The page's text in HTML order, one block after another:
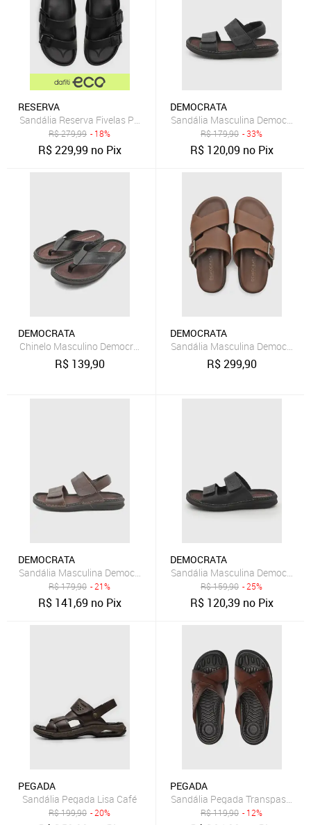
RESERVA
Sandália Reserva Fivelas Preto
R$279,99 - 18%
R$229,99 no Pix
DEMOCRATA
Sandália Masculina Democrata
R$179,90 - 33%
R$ 120,09 no Pix
DEMOCRATA
Chinelo Masculino Democrata Lazy Couro Preto
R$ 139,90
DEMOCRATA
Sandália Masculina Democrata
R$299,90
DEMOCRATA
Sandália Masculina Democrata Lazy Couro Marrom
R$179,90 - 21%
R$ 141,69 no Pix
DEMOCRATA
Sandália Masculina Democrata
R$159,90 - 25%
R$ 120,39 no Pix
PEGADA
Sandália Pegada Lisa Café
R$199,90 - 20%
PEGADA
Sandália Pegada
R$119,90 - 12%